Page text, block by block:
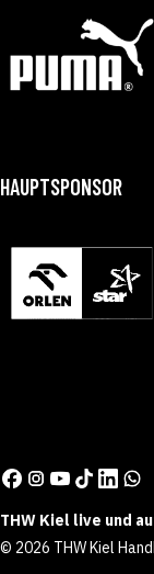
HAUPTSPONSOR
THW Kiel live und
© 2026 THW Kiel